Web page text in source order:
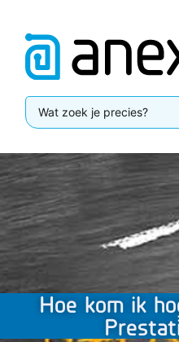
Hoe kom ik